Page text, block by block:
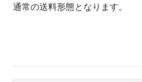
通常の送料形態となります。